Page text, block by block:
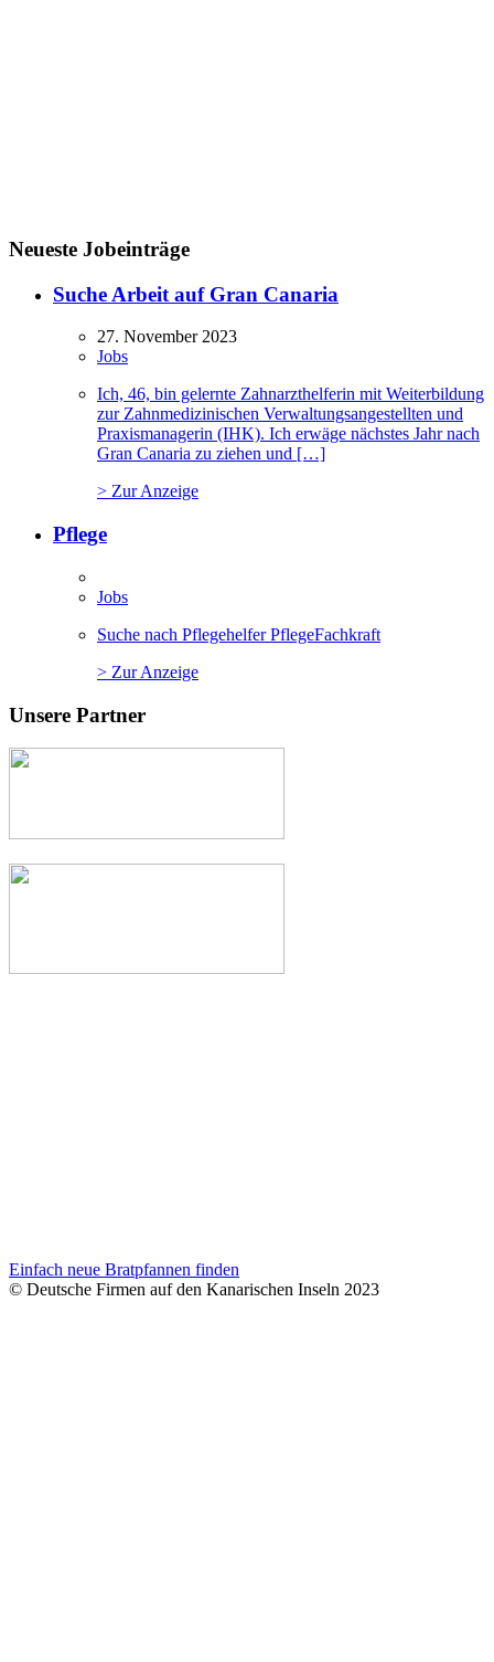
Neueste Jobeinträge
Suche Arbeit auf Gran Canaria
27. November 2023
Jobs
Ich, 46, bin gelernte Zahnarzthelferin mit Weiterbildung
zur Zahnmedizinischen Verwaltungsangestellten und
Praxismanagerin (IHK). Ich erwäge nächstes Jahr nach
Gran Canaria zu ziehen und […]
> Zur Anzeige
Pflege
Jobs
Suche nach Pflegehelfer PflegeFachkraft
> Zur Anzeige
Unsere Partner
Einfach neue Bratpfannen finden
© Deutsche Firmen auf den Kanarischen Inseln 2023